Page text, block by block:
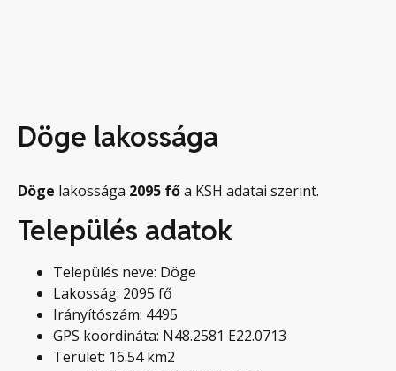
Döge lakossága
Döge lakossága 2095 főa KSH adatai szerint.
Település adatok
Település neve: Döge
Lakosság: 2095 fő
Irányítószám: 4495
GPS koordináta: N48.2581 E22.0713
Terület: 16.54 km2